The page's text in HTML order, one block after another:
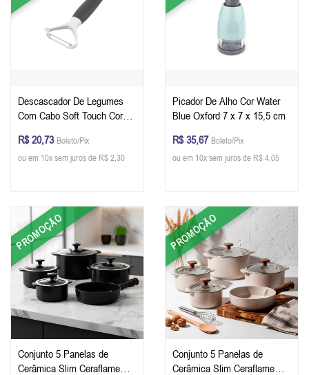
Descascador De Legumes
Com Cabo Soft Touch Cor
R$ 20,73 Boleto/Pix
ou em 10x sem juros de R$ 2,30
Picador De Alho Cor Water
Blue Oxford 7 x 7 x 15,5 cm
R$ 35,67 Boleto/Pix
ou em 10x sem juros de R$ 4,05
PROMOÇÃO
Conjunto 5 Panelas de
Cerâmica Slim Ceraflame
PROMOÇÃO
Conjunto 5 Panelas de
Cerâmica Slim Ceraflame